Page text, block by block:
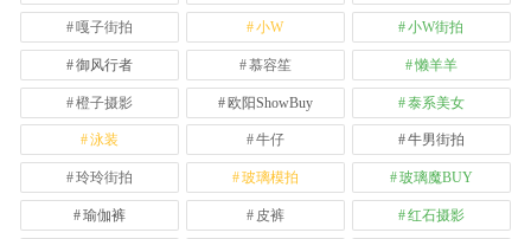
嘎子街拍 小W 小W街拍
御风行者 慕容笙 懒羊羊
橙子摄影 欧阳ShowBuy 泰系美女
泳装 牛仔 牛男街拍
玲玲街拍 玻璃模拍 玻璃魔BUY
瑜伽裤 皮裤 红石摄影